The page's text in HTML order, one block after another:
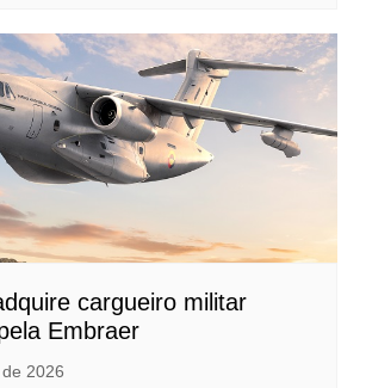
cargueiro militar
Embraer
2026